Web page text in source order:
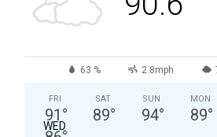
63 % 2.8mph
FRI
91 °
SAT
89°
SUN
94°
MON
89°
WED